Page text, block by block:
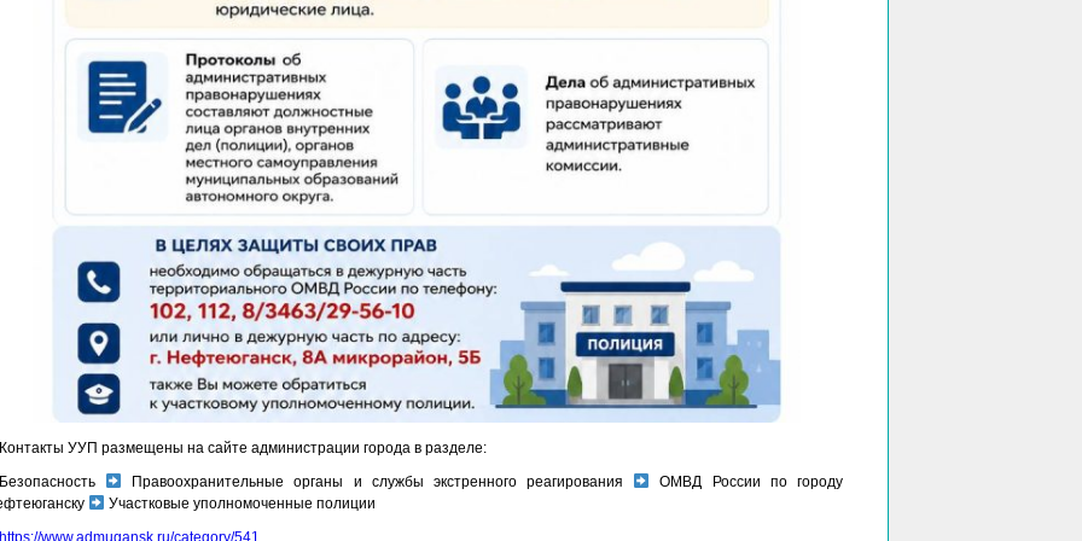
Контакты УУП размещены на сайте администрации города в разделе:
Безопасность
Правоохранительные органы и службы экстренного реагирования
ОМВД России по городу
Участковые уполномоченные полиции
https://www.admugansk.ru/category/541